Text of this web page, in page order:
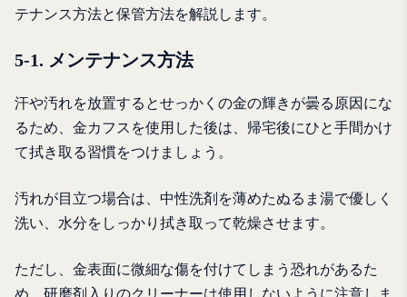
テナンス方法と保管方法を解説します。
5-1. メンテナンス方法
汗や汚れを放置するとせっかくの金の輝きが曇る原因にな
るため、金カフスを使用した後は、帰宅後にひと手間かけ
て拭き取る習慣をつけましょう。
汚れが目立つ場合は、中性洗剤を薄めたぬるま湯で優しく
洗い、水分をしっかり拭き取って乾燥させます。
ただし、金表面に微細な傷を付けてしまう恐れがあるた